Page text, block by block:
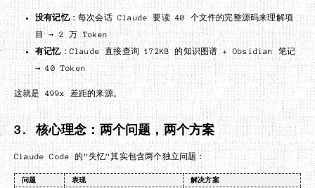
没有记忆：每次会话 Claude 要读 40 个文件的完整源码来理解项
目 → 2 万 Token
有记忆：Claude 直接查询 172KB 的知识图谱 + Obsidian 笔记
→ 40 Token
这就是 499x 差距的来源。
3. 核心理念：两个问题，两个方案
Claude Code 的”失忆”其实包含两个独立问题：
问题 表现
解决方案